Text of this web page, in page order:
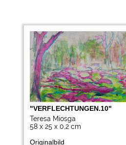
"VERFLECHTUNGEN.10"
Teresa Miosga
58 x 25 x 0,2 cm
Originalbild